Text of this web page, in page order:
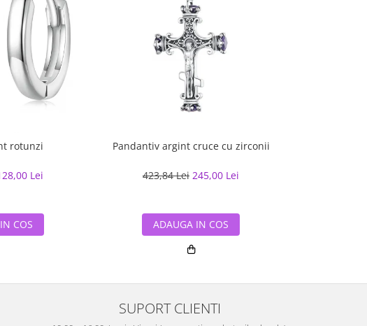
rotunzi
Lei
COS
Pandantiv argint cruce cu zirconii
423,84 Lei 245,00 Lei
ADAUGA IN COS
SUPORT CLIENTI